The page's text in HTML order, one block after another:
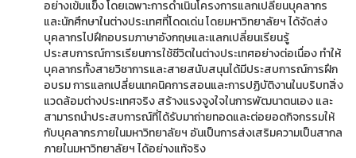
อย่างเข้มแข็ง โดยเฉพาะการดำเนินโครงการแลกเปลี่ยนบุคลากร
และนักศึกษาในต่างประเทศที่โดดเด่น โดยมหาวิทยาลัยฯ ได้จัดส่ง
บุคลากรไปฝึกอบรมภาษาอังกฤษและแลกเปลี่ยนเรียนรู้
ประสบการณ์การเรียนการใช้ชีวิตในต่างประเทศอย่างต่อเนื่อง ทำให้
บุคลากรทั้งสายวิชาการและสายสนับสนุนได้มีประสบการณ์การฝึก
อบรม การแลกเปลี่ยนเทคนิคการสอนและการปฏิบัติงานในบริบทสิ่ง
แวดล้อมต่างประเทศจริง สร้างแรงจูงใจในการพัฒนาตนเอง และ
สามารถนำประสบการณ์ที่ได้รับมาถ่ายทอดและต่อยอดกิจกรรมให้
กับบุคลากรภายในมหาวิทยาลัยฯ อันเป็นการส่งเสริมความเป็นสากล
ภายในมหาวิทยาลัยฯ ได้อย่างแท้จริง